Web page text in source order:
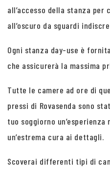
all’accesso della stanza
all’oscuro da sguardi
Ogni stanza day-use è
che assicurerà la massima
Tutte le camere ad ore di
pressi di Rovasenda sono
tuo soggiorno
un’estrema cura ai dettagli.
Scoverai differenti tipi di